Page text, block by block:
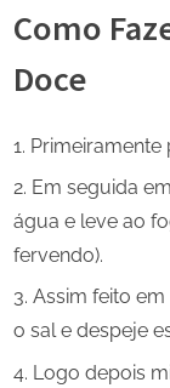
Como
Doce
Primeiramente
Em seguida
água e leve ao
fervendo).
Assim feito
o sal e despeje
Logo depois